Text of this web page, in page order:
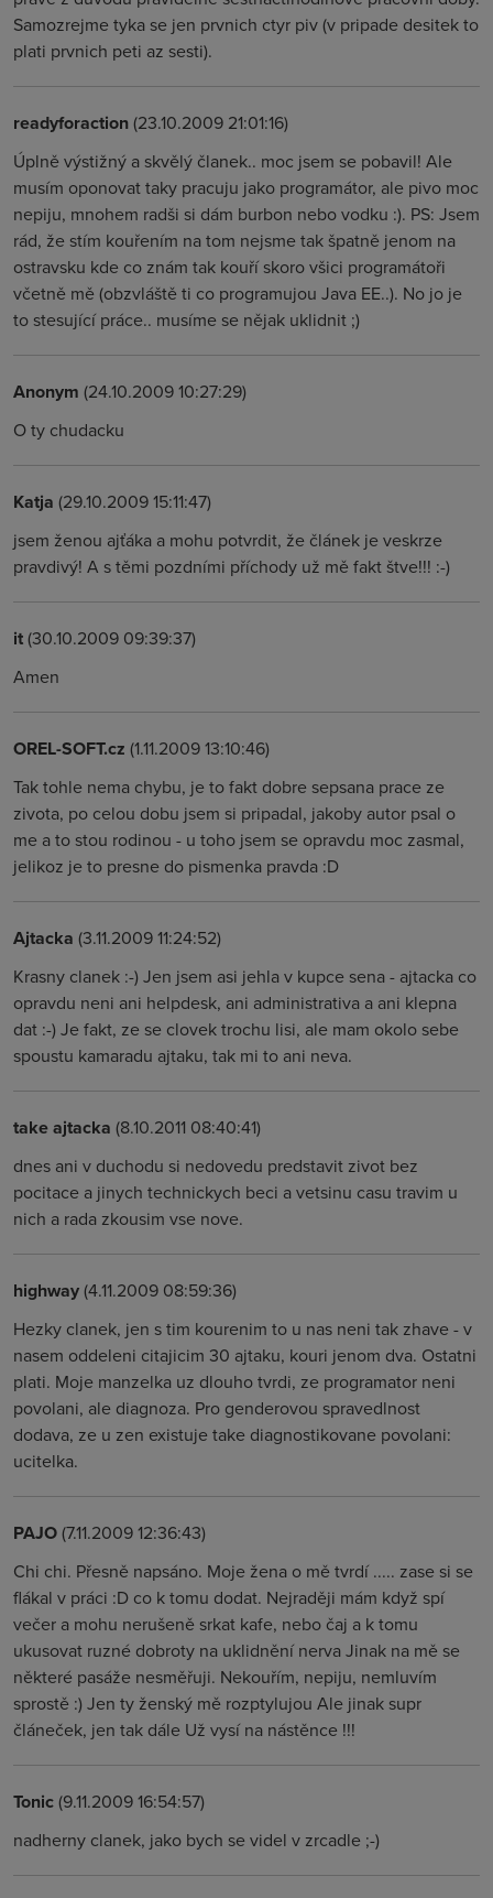
Samozrejme tyka se jen prvnich ctyr piv (v pripade desitek to
plati prvnich peti az sesti).
readyforaction(23.10.2009 21:01:16)
Úplně výstižný a skvělý članek.. moc jsem se pobavil! Ale
musím oponovat taky pracuju jako programátor, ale pivo moc
nepiju, mnohem radši si dám burbon nebo vodku :). PS: Jsem
rád, že stím kouřením na tom nejsme tak špatně jenom na
ostravsku kde co znám tak kouří skoro všici programátoři
včetně mě (obzvláště ti co programujou Java EE..). No jo je
to stesující práce.. musíme se nějak uklidnit ;)
Anonym (24.10.2009 10:27:29)
O ty chudacku
Katja (29.10.2009 15:11:47)
jsem ženou ajťáka a mohu potvrdit, že článek je veskrze
pravdivý! A s těmi pozdními příchody už mě fakt štve!!! :-)
it(30.10.2009 09:39:37)
Amen
OREL-SOFT.cz (1.11.2009 13:10:46)
Tak tohle nema chybu, je to fakt dobre sepsana prace ze
zivota, po celou dobu jsem si pripadal, jakoby autor psal o
me a to stou rodinou - u toho jsem se opravdu moc zasmal,
jelikoz je to presne do pismenka pravda :D
Ajtacka (3.11.2009 11:24:52)
Krasny clanek :-) Jen jsem asi jehla v kupce sena - ajtacka co
opravdu neni ani helpdesk, ani administrativa a ani klepna
dat :-) Je fakt, ze se clovek trochu lisi, ale mam okolo sebe
spoustu kamaradu ajtaku, tak mi to ani neva.
take ajtacka (8.10.2011 08:40:41)
dnes ani v duchodu si nedovedu predstavit zivot bez
pocitace a jinych technickych beci a vetsinu casu travim u
nich a rada zkousim vse nove.
highway(4.11.2009 08:59:36)
Hezky clanek, jen s tim kourenim to u nas neni tak zhave - v
nasem oddeleni citajicim 30 ajtaku, kouri jenom dva. Ostatni
plati. Moje manzelka uz dlouho tvrdi, ze programator neni
povolani, ale diagnoza. Pro genderovou spravedlnost
dodava, ze u zen existuje take diagnostikovane povolani:
ucitelka.
PAJO(7.11.2009 12:36:43)
Chi chi. Přesně napsáno. Moje žena o mě tvrdí ..... zase si se
flákal v práci :D co k tomu dodat. Nejraději mám když spí
večer a mohu nerušeně srkat kafe, nebo čaj a k tomu
ukusovat ruzné dobroty na uklidnění nerva Jinak na mě se
některé pasáže nesměřuji. Nekouřím, nepiju, nemluvím
sprostě :) Jen ty ženský mě rozptylujou Ale jinak supr
článeček, jen tak dále Už vysí na nástěnce !!!
Tonic(9.11.2009 16:54:57)
nadherny clanek, jako bych se videl v zrcadle ;-)